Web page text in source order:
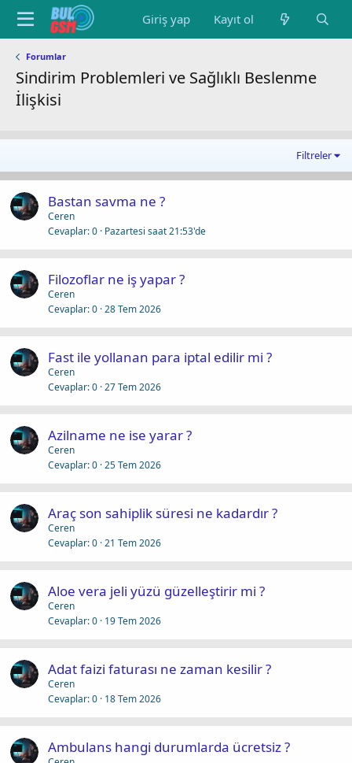
Giriş yap Kayıt ol
Forumlar
Sindirim Problemleri ve Sağlıklı Beslenme
İlişkisi
Filtreler
Bastan savma ne ?
Ceren
Cevaplar 0 Pazartesi saat 21:53'de
Filozoflar ne iş yapar ?
Ceren
Cevaplar 0 28 Tem 2026
Fast ile yollanan para iptal edilir mi ?
Ceren
Cevaplar 0 27 Tem 2026
Azilname ne ise yarar ?
Ceren
Cevaplar 0 25 Tem 2026
Araç son sahiplik süresi ne kadardır ?
Ceren
Cevaplar 0 21 Tem 2026
Aloe vera jeli yüzü güzelleştirir mi ?
Ceren
Cevaplar 0 19 Tem 2026
Adat faizi faturası ne zaman kesilir ?
Ceren
Cevaplar 0 18 Tem 2026
Ambulans hangi durumlarda ücretsiz ?